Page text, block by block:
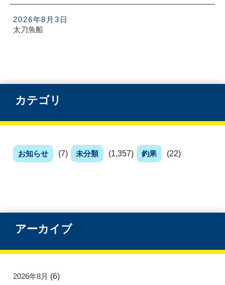
太刀魚船
2026年8月3日
カテゴリ
お知らせ (7) 未分類 (1,357) 釣果 (22)
アーカイブ
2026年8月 (6)